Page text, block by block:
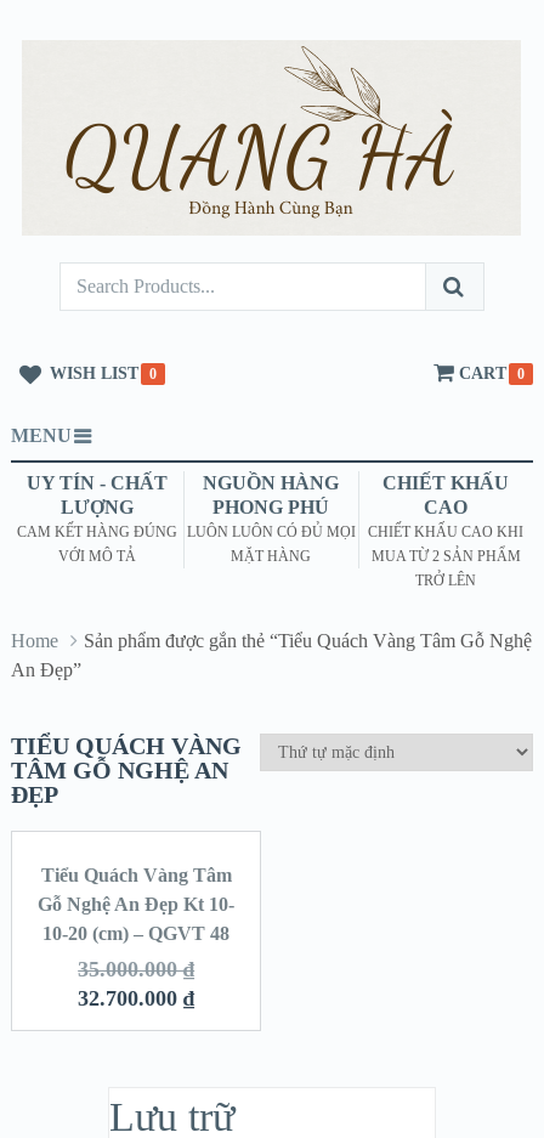
WISH LIST 0 CART 0
MENU
UY TÍN - CHẤT
LƯỢNG
CAM KẾT HÀNG ĐÚNG
VỚI MÔ TẢ
NGUỒN HÀNG
PHONG PHÚ
LUÔN LUÔN CÓ ĐỦ MỌI
MẶT HÀNG
CHIẾT KHẤU
CAO
CHIẾT KHẤU CAO KHI
MUA TỪ 2 SẢN PHẨM
TRỞ LÊN
Home
Sản phẩm được gắn thẻ “Tiểu Quách Vàng Tâm Gỗ Nghệ
An Đẹp”
TIỂU QUÁCH VÀNG
TÂM GỖ NGHỆ AN
ĐẸP
SALE!
Tiểu Quách Vàng Tâm
Gỗ Nghệ An Đẹp Kt 10-
10-20 (cm) – QGVT 48
35.000.000₫
32.700.000₫
Lưu trữ